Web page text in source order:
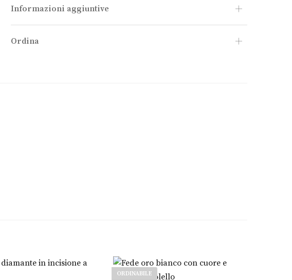
Informazioni aggiuntive
Ordina
ORDINABILE